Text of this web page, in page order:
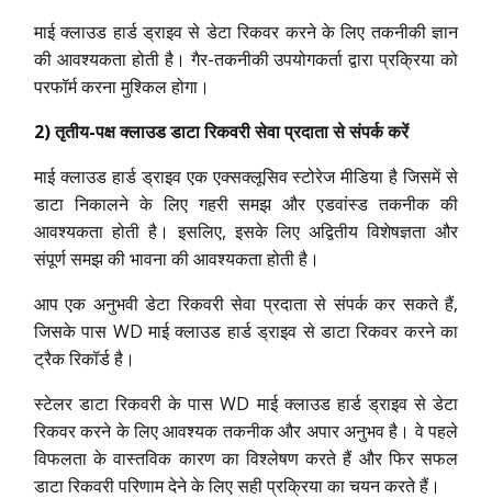
माई क्लाउड हार्ड ड्राइव से डेटा रिकवर करने के लिए तकनीकी ज्ञान
की आवश्यकता होती है। गैर-तकनीकी उपयोगकर्ता द्वारा प्रक्रिया को
परफॉर्म करना मुश्किल होगा।
2) तृतीय-पक्ष क्लाउड डाटा रिकवरी सेवा प्रदाता से संपर्क करें
माई क्लाउड हार्ड ड्राइव एक एक्सक्लूसिव स्टोरेज मीडिया है जिसमें से
डाटा निकालने के लिए गहरी समझ और एडवांस्ड तकनीक की
आवश्यकता होती है। इसलिए, इसके लिए अद्वितीय विशेषज्ञता और
संपूर्ण समझ की भावना की आवश्यकता होती है।
आप एक अनुभवी डेटा रिकवरी सेवा प्रदाता से संपर्क कर सकते हैं,
जिसके पास WD माई क्लाउड हार्ड ड्राइव से डाटा रिकवर करने का
ट्रैक रिकॉर्ड है।
स्टेलर डाटा रिकवरी के पास WD माई क्लाउड हार्ड ड्राइव से डेटा
रिकवर करने के लिए आवश्यक तकनीक और अपार अनुभव है। वे पहले
विफलता के वास्तविक कारण का विश्लेषण करते हैं और फिर सफल
डाटा रिकवरी परिणाम देने के लिए सही प्रक्रिया का चयन करते हैं।